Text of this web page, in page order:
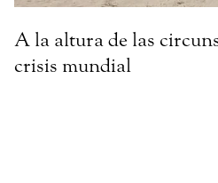
A la altura de las
crisis mundial